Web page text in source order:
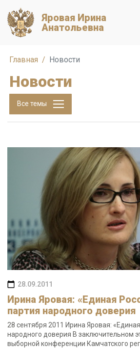
Яровая Ирина
Анатольевна
Главная Новости
Новости
Все темы
28.09.2011
Ирина Яровая: «Единая
партия народного доверия
28 сентября 2011 Ирина Яровая:
народного доверия В заключительном
выборной конференции Камчатского